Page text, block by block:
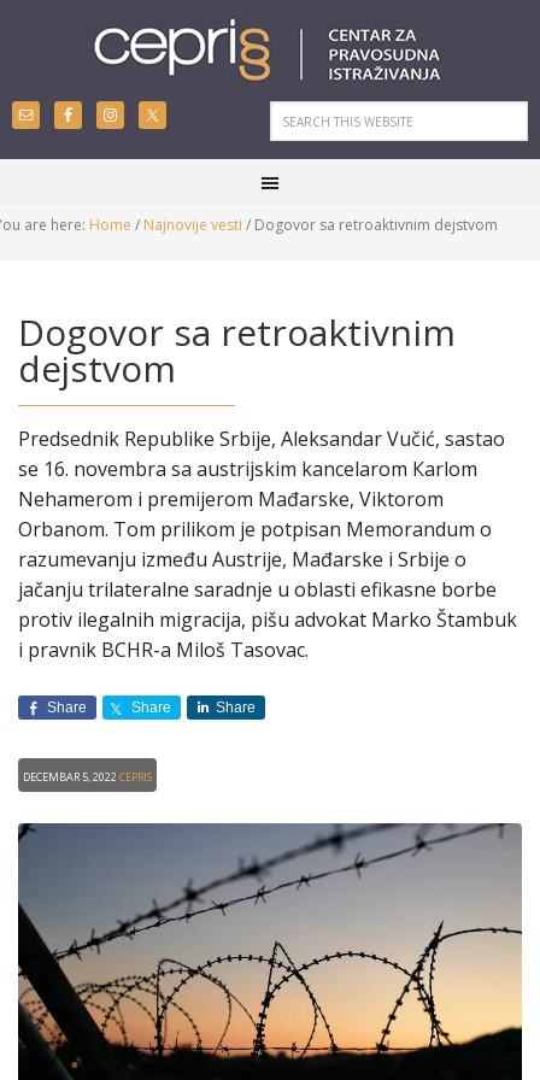
are here: Home / Najnovije vesti / Dogovor sa retroaktivnim dejstvom
Dogovor sa retroaktivnim
dejstvom
Predsednik Republike Srbije, Aleksandar Vučić, sastao
se 16. novembra sa austrijskim kancelarom Кarlom
Nehamerom i premijerom Mađarske, Viktorom
Orbanom. Tom prilikom je potpisan Memorandum o
razumevanju između Austrije, Mađarske i Srbije o
jačanju trilateralne saradnje u oblasti efikasne borbe
protiv ilegalnih migracija, pišu advokat Marko Štambuk
i pravnik BCHR-a Miloš Tasovac.
Share Share Share
Decembar 5, 2022CEPRIS